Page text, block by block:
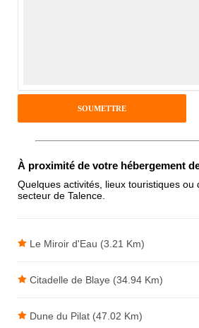
Antispam - Combien font 7x4 (en
chiffres) :
À proximité de votre hébergement
Quelques activités, lieux touristiques ou
secteur de Talence.
Le Miroir d'Eau (3.21 Km)
Citadelle de Blaye (34.94 Km)
Dune du Pilat (47.02 Km)